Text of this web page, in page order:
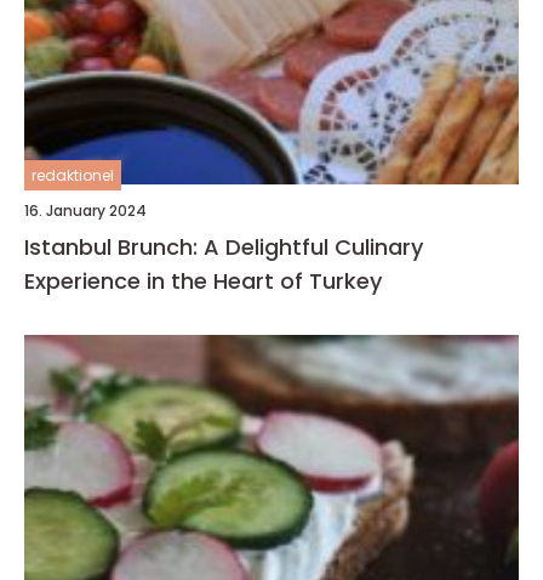
redaktionel
16. January 2024
Istanbul Brunch: A Delightful Culinary
Experience in the Heart of Turkey